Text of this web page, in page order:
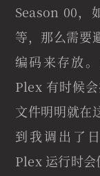
Season 00，
等，那么需要
编码来存放
Plex 有时候
文件明明就在
到我调出了
Plex 运行时